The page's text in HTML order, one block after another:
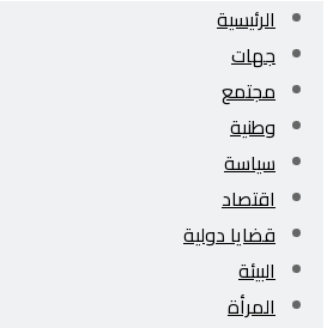
الرئيسية
جهات
مجتمع
وطنية
سياسة
اقتصاد
قضايا دولية
البيئة
المرأة